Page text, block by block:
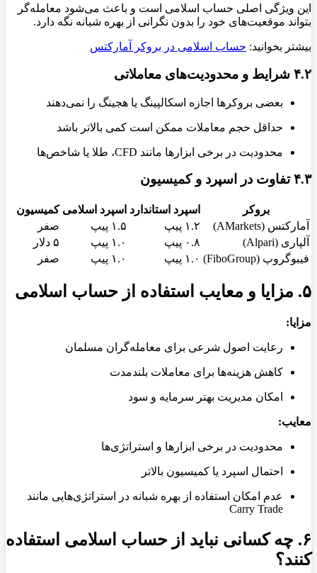
این ویژگی اصلی حساب اسلامی است و باعث می‌شود معامله‌گر
بتواند موقعیت‌های خود را بدون نگرانی از بهره شبانه نگه دارد.
بیشتر بخوانید: حساب اسلامی در بروکر آمارکتس
۴.۲ شرایط و محدودیت‌های معاملاتی
بعضی بروکرها اجازه اسکالپینگ یا هجینگ را نمی‌دهند
حداقل حجم معاملات ممکن است کمی بالاتر باشد
محدودیت در برخی ابزارها مانند CFD، طلا یا شاخص‌ها
۴.۳ تفاوت در اسپرد و کمیسیون
بروکر اسپرد استاندارد اسپرد اسلامی کمیسیون
آمارکتس (AMarkets)
۱.۲ پیپ ۱.۵ پیپ
صفر
آلپاری (Alpari)
۰.۸ پیپ ۱.۰ پیپ
۵ دلار
فیبوگروپ (FiboGroup)
۱.۰ پیپ ۱.۰ پیپ صفر
۵. مزایا و معایب استفاده از حساب اسلامی
مزایا:
رعایت اصول شرعی برای معامله‌گران مسلمان
کاهش هزینه‌ها برای معاملات بلندمدت
امکان مدیریت بهتر سرمایه و سود
معایب:
محدودیت در برخی ابزارها و استراتژی‌ها
احتمال اسپرد یا کمیسیون بالاتر
عدم امکان استفاده از بهره شبانه در استراتژی‌هایی مانند
Carry Trade
۶. چه کسانی نباید از حساب اسلامی استفاده
کنند؟